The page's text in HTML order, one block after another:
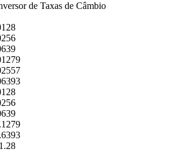
de Taxas de Câmbio